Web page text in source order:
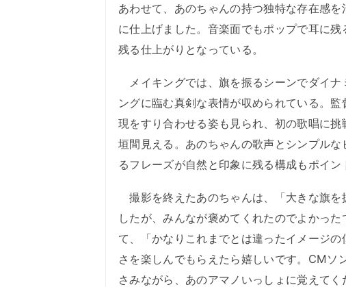
あわせて、あのちゃんの持つ独特な存在感
に仕上げました。音楽面でもポップで耳に
残る仕上がりとなっている。
メイキングでは、旗を振るシーンでダイナ
ングに臨む真剣な表情が収められている。
現をすり合わせる姿も見られ、初の歌唱に
垣間見える。あのちゃんの歌声とシンプル
るフレーズが自然と印象に残る構成もポイン
撮影を終えたあのちゃんは、「大きな旗
したが、みんなが褒めてくれたのでよかっ
て、「かなりこれまでとは違ったイメージ
さを楽しんでもらえたら嬉しいです。CMソ
さみながら、あのアマノいっしょに覚えてく